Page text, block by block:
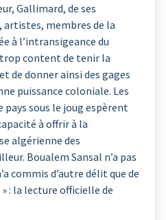
Gallimard, de ses
artistes, membres de la
à l’intransigeance du
content de tenir la
de donner ainsi des gages
puissance coloniale. Les
sous le joug espèrent
à offrir à la
algérienne des
Boualem Sansal n’a pas
commis d’autre délit que de
: la lecture officielle de